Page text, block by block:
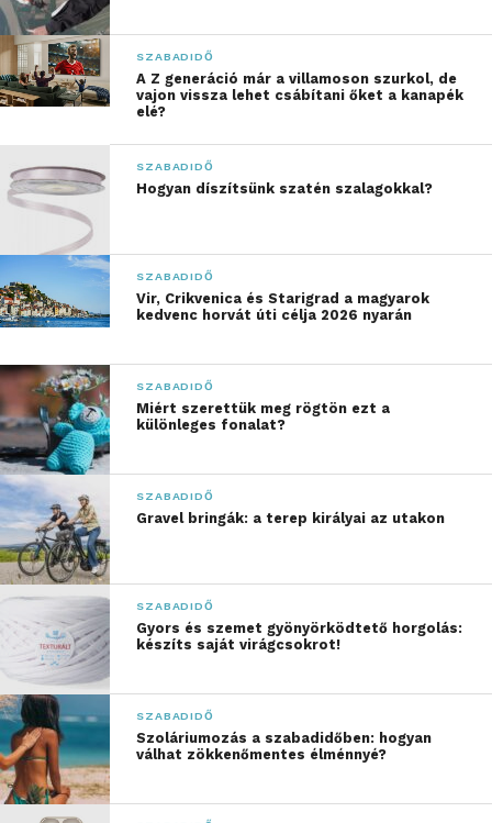
részesei is legyenek a
múlt eseményeinek, ne
csak megismerjék a
történelmet, hanem át is
érezzék annak
jelentőségét.
Elrugaszkodva a
tankönyvek világától, az
emblematikus történelmi
eseményeket az
átlagember szemszögéből
szeretnénk bemutatni
történelmi eseményeket
az Időutazó
perspektívájából
követhetjük végig. Ez az Ő
családi története.
Inspirációja egy családi
ereklyéket őrző láda
megtalálása, ami arra
ösztönzi, hogy megépítse
az Időgépet és
SZABADIDŐ
A Z generáció már a villamoson szurkol, de
vajon vissza lehet csábítani őket a kanapék
elé?
SZABADIDŐ
Hogyan díszítsünk szatén szalagokkal?
SZABADIDŐ
Vir, Crikvenica és Starigrad a magyarok
kedvenc horvát úti célja 2026 nyarán
SZABADIDŐ
Miért szerettük meg rögtön ezt a
különleges fonalat?
SZABADIDŐ
Gravel bringák: a terep királyai az utakon
SZABADIDŐ
Gyors és szemet gyönyörködtető horgolás:
készíts saját virágcsokrot!
SZABADIDŐ
Szoláriumozás a szabadidőben: hogyan
válhat zökkenőmentes élménnyé?